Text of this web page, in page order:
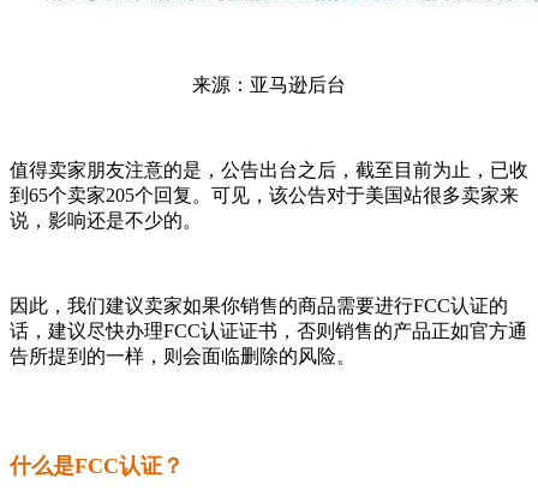
来源：亚马逊后台
值得卖家朋友注意的是，公告出台之后，截至目前为止，已收
到65个卖家205个回复。可见，该公告对于美国站很多卖家来
说，影响还是不少的。
因此，我们建议卖家如果你销售的商品需要进行FCC认证的
话，建议尽快办理FCC认证证书，否则销售的产品正如官方通
告所提到的一样，则会面临删除的风险。
什么是FCC认证？